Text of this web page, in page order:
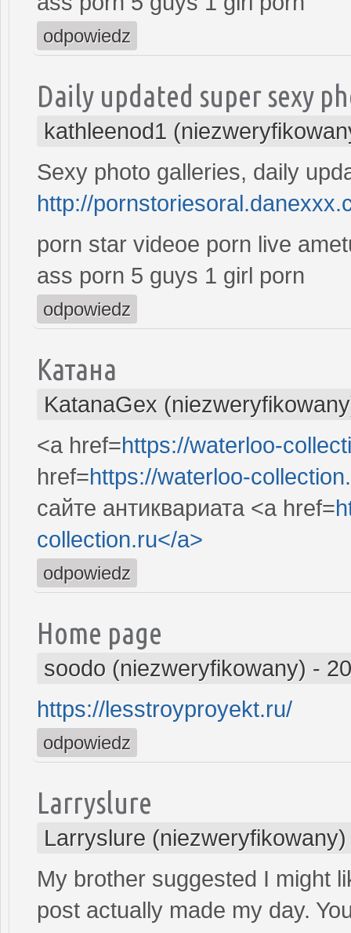
odpowiedz
Daily updated super sexy
kathleenod1
Sexy photo galleries, daily
http://
porn star videoe porn live
ass porn 5 guys 1 girl porn
odpowiedz
Катана
KatanaGex
<a href=https://waterloo-
href=https://waterloo-
сайте антиквариата <a href=
collection.ru</a>
odpowiedz
Home page
soodo (niezweryfikowany) -
https://lesstroyproyekt.ru/
odpowiedz
Larryslure
Larryslure (niezweryfikowany)
My brother suggested I might
post actually made my day.